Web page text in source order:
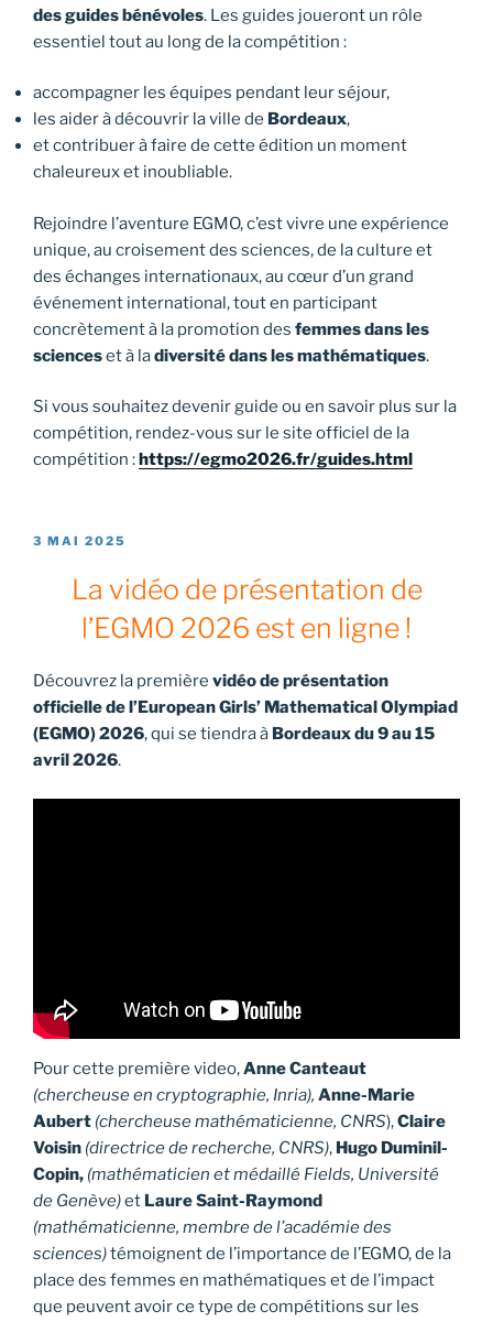
des guides bénévoles. Les guides joueront un rôle
essentiel tout au long de la compétition :
accompagner les équipes pendant leur séjour,
les aider à découvrir la ville de Bordeaux,
et contribuer à faire de cette édition un moment
chaleureux et inoubliable.
Rejoindre l’aventure EGMO, c’est vivre une expérience
unique, au croisement des sciences, de la culture et
des échanges internationaux, au cœur d’un grand
événement international, tout en participant
concrètement à la promotion des femmes dans les
scienceset à ladiversité dans les mathématiques.
Si vous souhaitez devenir guide ou en savoir plus sur la
compétition, rendez-vous sur le site officiel de la
compétition : https://egmo2026.fr/guides.html
PUBLIÉ
3 MAI 2025
La vidéo de présentation de
l’EGMO 2026 est en ligne !
Découvrez la première vidéo de présentation
officielle de l’European Girls’ Mathematical Olympiad
(EGMO) 2026, qui se tiendra à Bordeaux du 9 au 15
avril 2026.
Pour cette première video,Anne Canteaut
(chercheuse en cryptographie, Inria), Anne-Marie
Aubert (chercheuse mathématicienne, CNRS),Claire
Voisin (directrice de recherche, CNRS), Hugo Duminil-
Copin, (mathématicien et médaillé Fields, Université
de Genève)et Laure Saint-Raymond
(mathématicienne, membre de l’académie des
sciences)témoignent de l’importance de l’EGMO, de la
place des femmes en mathématiques et de l’impact
que peuvent avoir ce type de compétitions sur les